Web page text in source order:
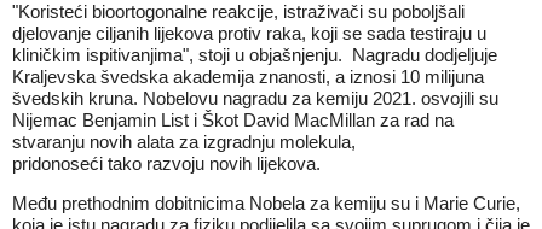
"Koristeći bioortogonalne reakcije, istraživači su poboljšali
djelovanje ciljanih lijekova protiv raka, koji se sada testiraju u
kliničkim ispitivanjima", stoji u objašnjenju. Nagradu dodjeljuje
Kraljevska švedska akademija znanosti, a iznosi 10 milijuna
švedskih kruna. Nobelovu nagradu za kemiju 2021. osvojili su
Nijemac Benjamin List i Škot David MacMillan za rad na
stvaranju novih alata za izgradnju molekula,
pridonoseći tako razvoju novih lijekova.
Među prethodnim dobitnicima Nobela za kemiju su i Marie Curie,
koja je istu nagradu za fiziku podijelila sa svojim suprugom i čija je